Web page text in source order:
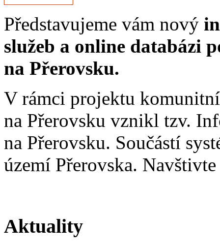
Představujeme vám nový
služeb a online databázi
na Přerovsku.
V rámci projektu
na Přerovsku vznikl tzv.
na Přerovsku. Součástí
území Přerovska.
Aktuality